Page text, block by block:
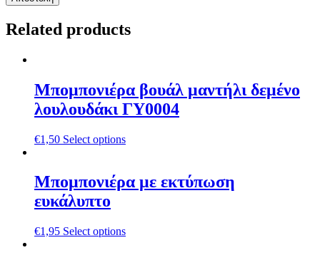
Related products
Μπομπονιέρα βουάλ μαντήλι δεμένο
λουλουδάκι ΓΥ0004
€1,50 Select options
Μπομπονιέρα με εκτύπωση
ευκάλυπτο
€1,95 Select options